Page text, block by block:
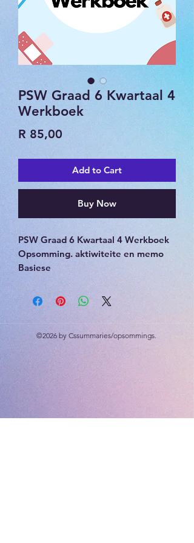
PSW Graad 6 Kwartaal 4
Werkboek
R 85,00
Add to Cart
Buy Now
PSW Graad 6 Kwartaal 4 Werkboek
Opsomming. aktiwiteite en memo
Basiese
voorbereiding; Voedseloordraagbare
siektes; Oordraagbare siektes; MIV
en VIGS
©2026 by Cssummaries/opsommings.